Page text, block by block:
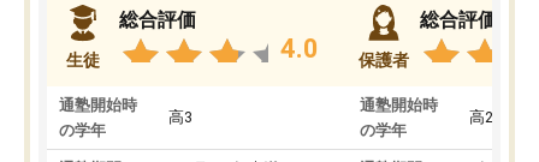
生徒
総合評価
4.0
通塾開始時
の学年
高3
保護者
総合評価
通塾開始時
の学年
高2